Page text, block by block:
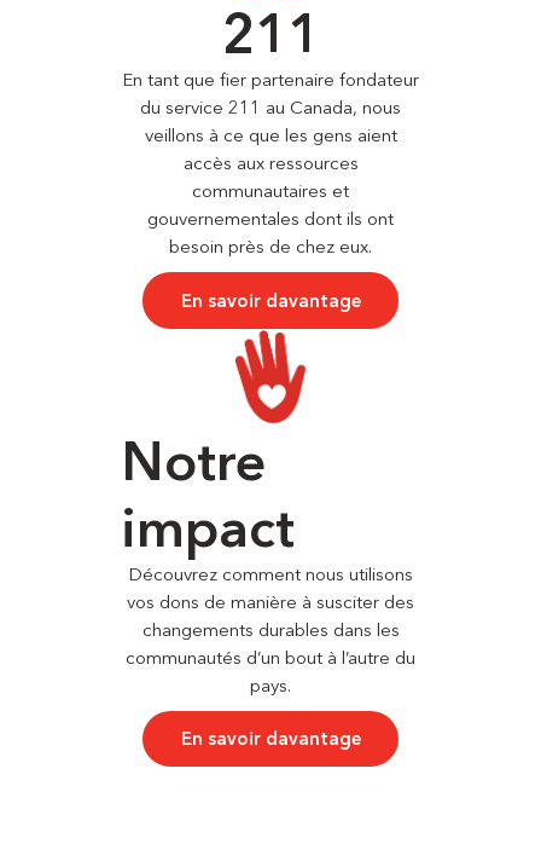
211
En tant que fier partenaire fondateur
du service 211 au Canada, nous
veillons à ce que les gens aient
accès aux ressources
communautaires et
gouvernementales dont ils ont
besoin près de chez eux.
En savoir davantage
Notre
impact
Découvrez comment nous utilisons
vos dons de manière à susciter des
changements durables dans les
communautés d’un bout à l’autre du
pays.
En savoir davantage